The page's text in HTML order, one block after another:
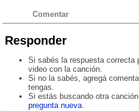
Comentar
Responder
Si sabés la respuesta correcta
video con la canción.
Si no la sabés, agregá
tengas.
Si estás buscando otra
pregunta nueva.